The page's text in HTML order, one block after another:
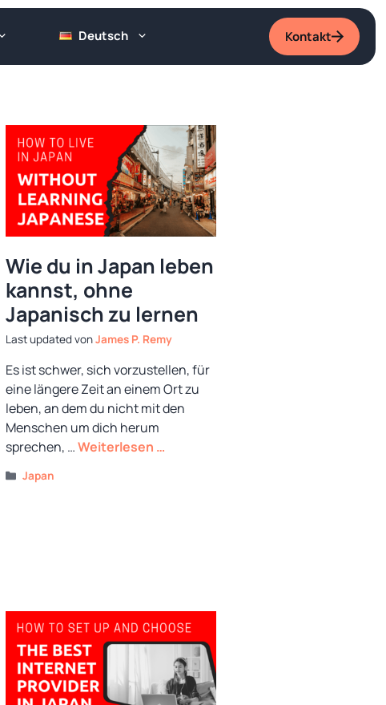
Deutsch Kontakt
Wie du in Japan leben
kannst, ohne
Japanisch zu lernen
vonJames P. Remy
Es ist schwer, sich vorzustellen, für
eine längere Zeit an einem Ort zu
leben, an dem du nicht mit den
Menschen um dich herum
sprechen, …Weiterlesen …
Kategorien
Japan